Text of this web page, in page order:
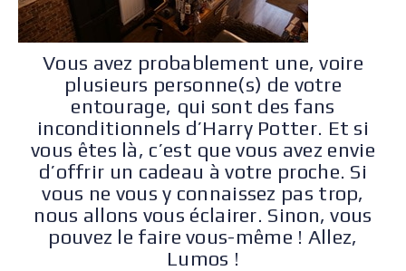
Vous avez probablement une, voire
plusieurs personne(s) de votre
entourage, qui sont des fans
inconditionnels d’Harry Potter. Et si
vous êtes là, c’est que vous avez envie
d’offrir un cadeau à votre proche. Si
vous ne vous y connaissez pas trop,
nous allons vous éclairer. Sinon, vous
pouvez le faire vous-même ! Allez,
Lumos !